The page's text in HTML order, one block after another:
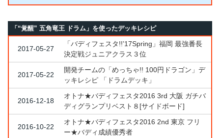
「“覚醒” 五角竜王 ドラム」を使ったデッキレシピ
2017-05-27
「バディフェスタ!!’17Spring」福岡 最強番長
決定戦ジュニアクラス３位
2017-05-22
開発チームの「めっちゃ!! 100円ドラゴン」デ
ッキレシピ 「ドラムデッキ」
2016-12-18
オトナ★バディフェスタ2016 3rd 大阪 ガチバ
ディグランプリベスト８[サイドボード]
2016-10-22
オトナ★バディフェスタ2016 2nd 東京 フリ
ー★バディ成績優秀者